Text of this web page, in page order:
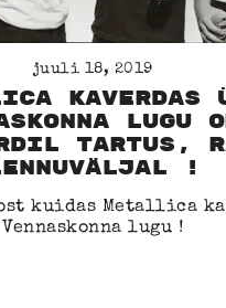
juuli 18, 2019
kaverdas
lugu
Tartus,
!
kuidas Metallica
Vennaskonna lugu !